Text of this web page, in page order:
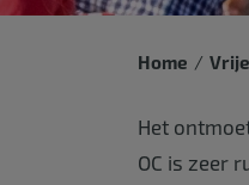
Home
Het
OC is zeer